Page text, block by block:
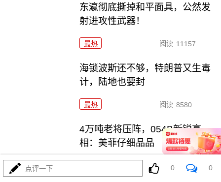
东瀛彻底撕掉和平面具，公然发
射进攻性武器！
最热 阅读 11157
海锁波斯还不够，特朗普又生毒
计，陆地也要封
最热 阅读 8580
4万吨老将压阵，054B新锐亮
相：美菲仔细品品
阅读 8339
点评一下 0 0